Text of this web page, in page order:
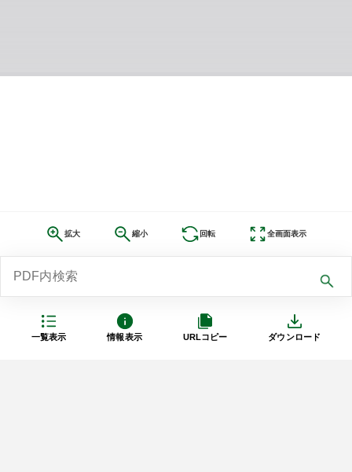
一覧表示 情報表示 URLコピー ダウンロード
拡大 縮小 回転 全画面表示